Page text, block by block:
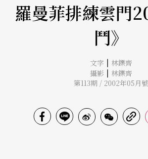
羅曼菲排練雲門
鬥》
文字 | 林鑠齊
攝影 | 林鑠齊
第113期 / 2002年05月號